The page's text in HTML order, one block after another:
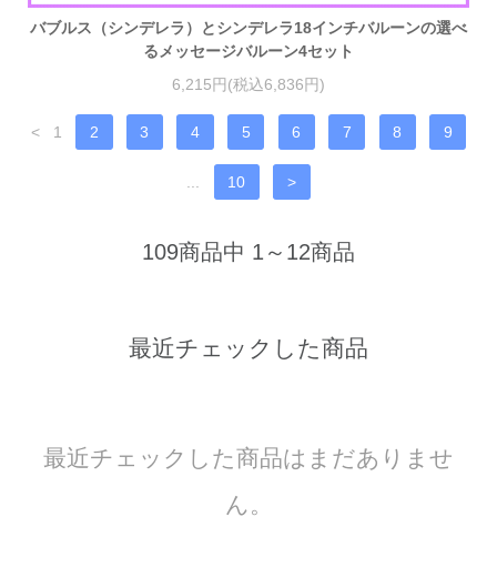
バブルス（シンデレラ）とシンデレラ18インチバルーンの選べ
るメッセージバルーン4セット
6,215円(税込6,836円)
< 1 2 3 4 5 6 7 8 9
10 >
109商品中 1～12商品
最近チェックした商品
最近チェックした商品はまだありませ
ん。